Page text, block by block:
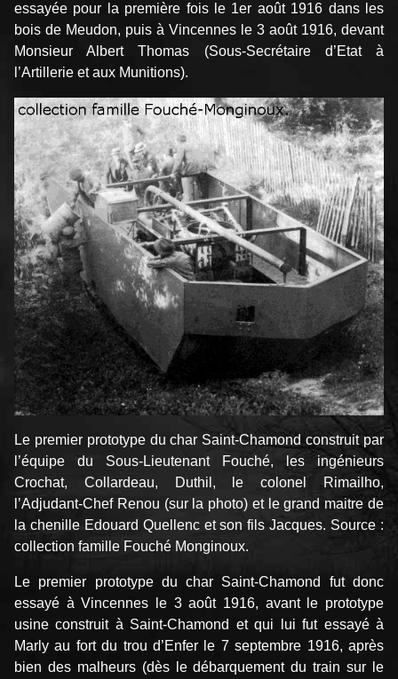
essayée pour la première fois le 1er août 1916 dans les
bois de Meudon, puis à Vincennes le 3 août 1916, devant
Monsieur Albert Thomas (Sous-Secrétaire d’Etat à
l’Artillerie et aux Munitions).
Le premier prototype du char Saint-Chamond construit par
l’équipe du Sous-Lieutenant Fouché, les ingénieurs
Crochat, Collardeau, Duthil, le colonel Rimailho,
l’Adjudant-Chef Renou (sur la photo) et le grand maitre de
la chenille Edouard Quellenc et son fils Jacques. Source :
collection famille Fouché Monginoux.
Le premier prototype du char Saint-Chamond fut donc
essayé à Vincennes le 3 août 1916, avant le prototype
usine construit à Saint-Chamond et qui lui fut essayé à
Marly au fort du trou d’Enfer le 7 septembre 1916, après
bien des malheurs (dès le débarquement du train sur le